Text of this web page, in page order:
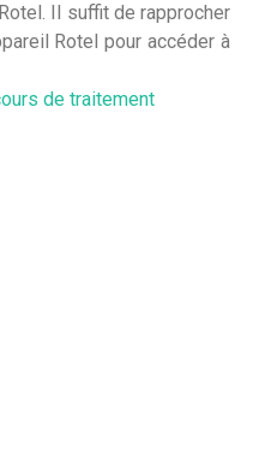
Il suffit de rapprocher
Rotel pour accéder à
de traitement